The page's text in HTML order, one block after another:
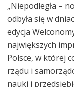
„Niepodległa –
odbyła się w
edycja
największych
Polsce, w której
rządu i
nauki i